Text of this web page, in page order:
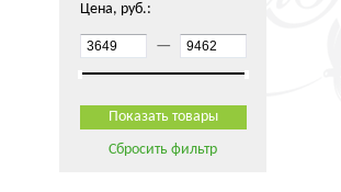
Цена, руб.:
—
Сбросить фильтр